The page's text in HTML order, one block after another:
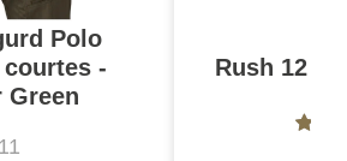
Polo
-
Green
Rush 12